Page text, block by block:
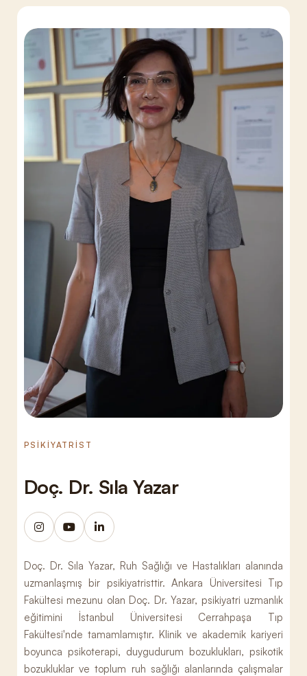
PSİKİYATRİST
Doç. Dr. Sıla Yazar
Doç. Dr. Sıla Yazar, Ruh Sağlığı ve Hastalıkları alanında
uzmanlaşmış bir psikiyatristtir. Ankara Üniversitesi Tıp
Fakültesi mezunu olan Doç. Dr. Yazar, psikiyatri uzmanlık
eğitimini İstanbul Üniversitesi Cerrahpaşa Tıp
Fakültesi'nde tamamlamıştır. Klinik ve akademik kariyeri
boyunca psikoterapi, duygudurum bozuklukları, psikotik
bozukluklar ve toplum ruh sağlığı alanlarında çalışmalar